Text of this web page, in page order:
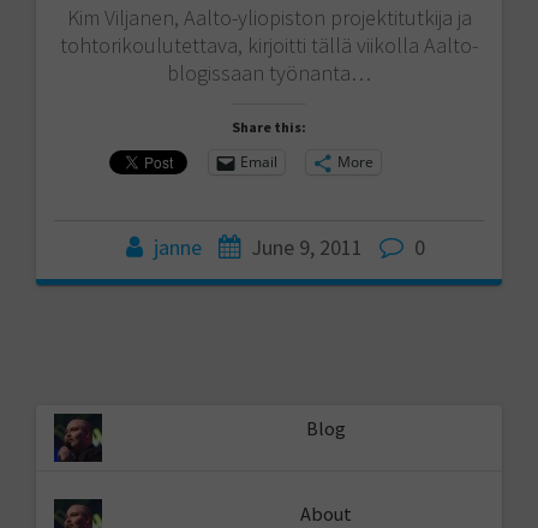
Kim Viljanen, Aalto-yliopiston projektitutkija ja
tohtorikoulutettava, kirjoitti tällä viikolla Aalto-
blogissaan työnanta…
Share this:
Email More
janne June 9, 2011 0
Blog
About